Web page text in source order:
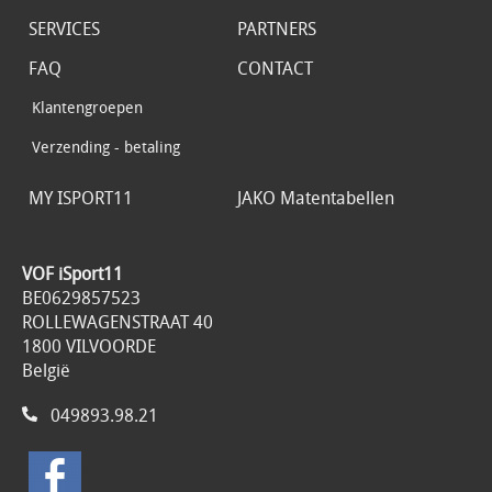
SERVICES
PARTNERS
FAQ
Klantengroepen
Verzending - betaling
CONTACT
MY ISPORT11 JAKO Matentabellen
VOF iSport11
BE0629857523
ROLLEWAGENSTRAAT 40
1800 VILVOORDE
België
049893.98.21